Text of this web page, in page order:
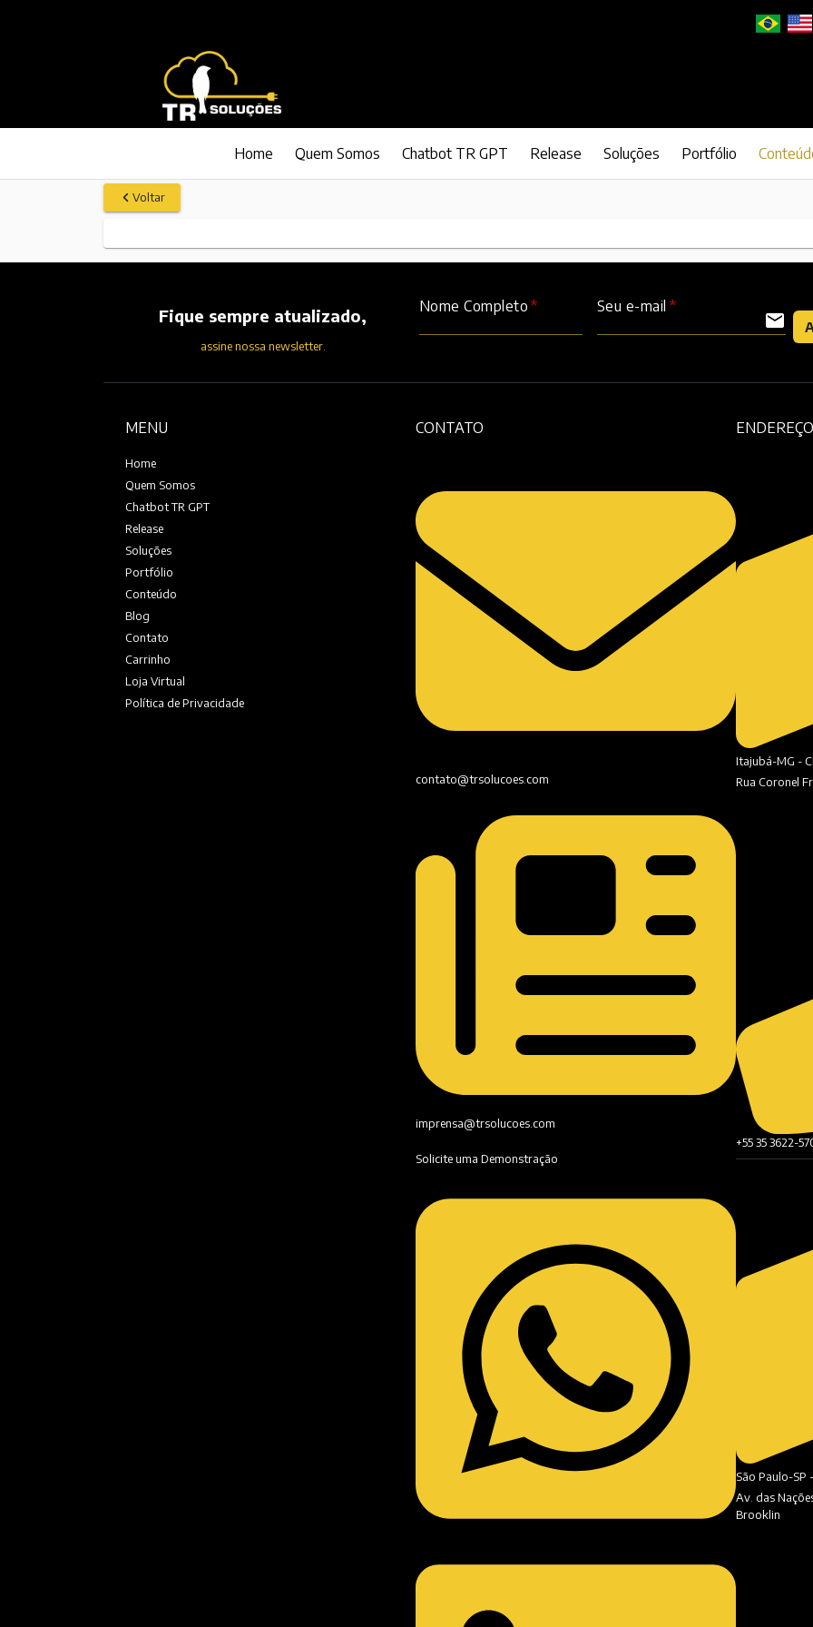
Home Quem Somos Chatbot TR GPT Release Soluções Portfólio
Voltar
Fique sempre atualizado,
assine nossa newsletter.
Nome Completo Seu e-mail
mail
MENU
Home
Quem Somos
Chatbot TR GPT
Release
Soluções
Portfólio
Conteúdo
Blog
Contato
Carrinho
Loja Virtual
Política de Privacidade
CONTATO
contato@trsolucoes.com
imprensa@trsolucoes.com
Solicite uma Demonstração
ENDEREÇO
Itajubá-MG -
Rua Coronel
+55 35 3622-
São Paulo-SP
Av. das
Brooklin